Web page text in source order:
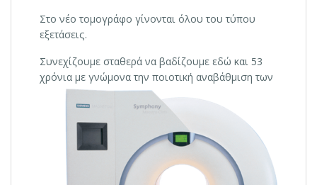
Στο νέο τομογράφο γίνονται όλου του τύπου
εξετάσεις.
Συνεχίζουμε σταθερά να βαδίζουμε εδώ και 53
χρόνια με γνώμονα την ποιοτική αναβάθμιση των